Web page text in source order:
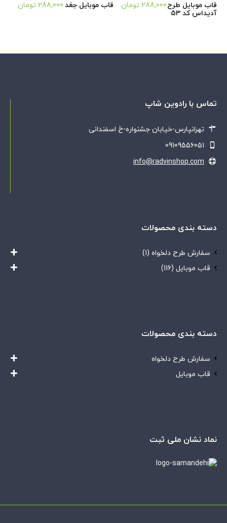
قاب موبایل طرح
آدیداس کد 53
288,000 تومان قاب موبایل جغد 288,000 تومان
تماس با رادوین شاپ
تهرانپارس-خیابان جشنواره-خ اسفندانی
09109556051
info@radvinshop.com
دسته بندی محصولات
سفارش طرح دلخواه (1)
قاب موبایل (116)
دسته بندی محصولات
سفارش طرح دلخواه
قاب موبایل
نماد نشان ملی ثبت